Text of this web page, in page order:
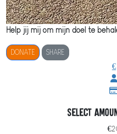
Help jij mij om mijn doel te
DONATE SHARE
€
Select